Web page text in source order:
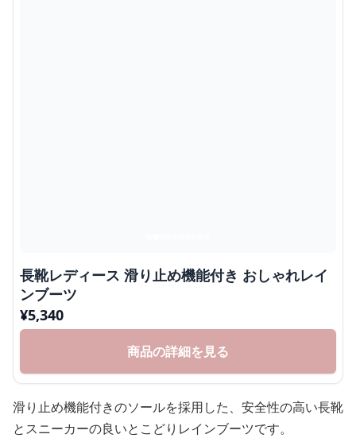
長靴レディース 滑り止め機能付き おしゃれレイ
ンブーツ
¥5,340
商品の詳細を見る
滑り止め機能付きのソールを採用した、安全性の高い長靴
とスニーカーの良いとこどりレインブーツです。